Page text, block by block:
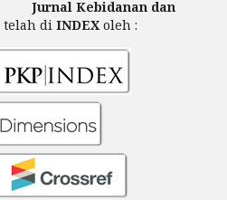
Jurnal Kebidanan dan
telah di INDEX oleh :